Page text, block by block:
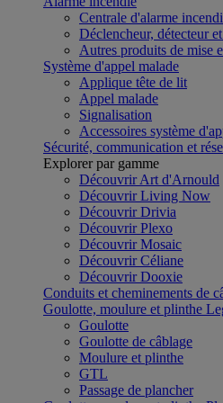
Centrale d'alarme
Déclencheur, détecteur
Autres produits de mise
Système d'appel malade
Applique tête de lit
Appel malade
Signalisation
Accessoires système
Sécurité, communication et
Explorer par gamme
Découvrir Art d'Arnould
Découvrir Living Now
Découvrir Drivia
Découvrir Plexo
Découvrir Mosaic
Découvrir Céliane
Découvrir Dooxie
Conduits et cheminements de
Goulotte, moulure et plinthe
Goulotte
Goulotte de câblage
Moulure et plinthe
GTL
Passage de plancher